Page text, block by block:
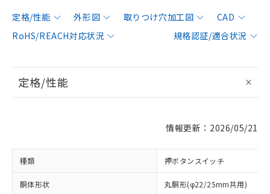
定格/性能 外形図 取りつけ穴加工図
CAD
RoHS/REACH対応状況
規格認証/適合状況
定格/性能
情報更新：2026/05/21
種類 押ボタンスイッチ
胴体形状 丸胴形(φ22/25mm共用)